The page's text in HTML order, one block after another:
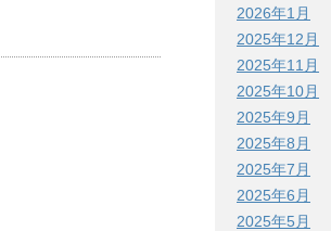
2026年1月
2025年12月
2025年11月
2025年10月
2025年9月
2025年8月
2025年7月
2025年6月
2025年5月